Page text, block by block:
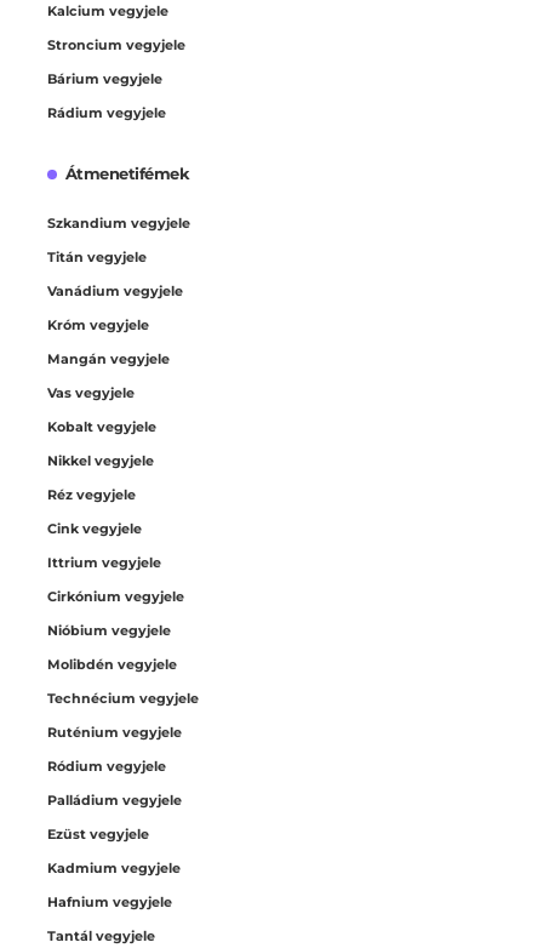
Kalcium vegyjele
Stroncium vegyjele
Bárium vegyjele
Rádium vegyjele
Átmenetifémek
Szkandium vegyjele
Titán vegyjele
Vanádium vegyjele
Króm vegyjele
Mangán vegyjele
Vas vegyjele
Kobalt vegyjele
Nikkel vegyjele
Réz vegyjele
Cink vegyjele
Ittrium vegyjele
Cirkónium vegyjele
Nióbium vegyjele
Molibdén vegyjele
Technécium vegyjele
Ruténium vegyjele
Ródium vegyjele
Palládium vegyjele
Ezüst vegyjele
Kadmium vegyjele
Hafnium vegyjele
Tantál vegyjele